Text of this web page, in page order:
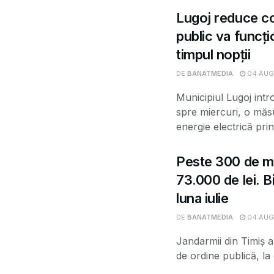
Lugoj reduce
public va
timpul nopții
DE BANATMEDIA 04
Municipiul Lugoj
spre miercuri, o
energie electrică
Peste 300 de
73.000 de lei.
luna iulie
DE BANATMEDIA 04
Jandarmii din Timiș
de ordine publică, la